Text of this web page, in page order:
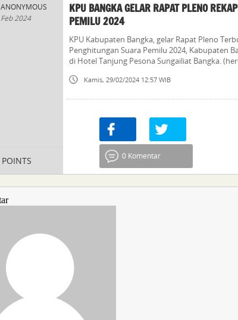
ANONYMOUS
Feb 2024
POINTS
KPU BANGKA GELAR RAPAT PLENO
PEMILU 2024
KPU Kabupaten Bangka, gelar Rapat Pleno
Penghitungan Suara Pemilu 2024, Kabupaten
di Hotel Tanjung Pesona Sungailiat Bangka.
Kamis, 29/02/2024 12:57 WIB
Share
0 Komentar